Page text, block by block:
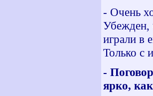
- Очень
Убежден,
играли в
Только с
-
ярко,